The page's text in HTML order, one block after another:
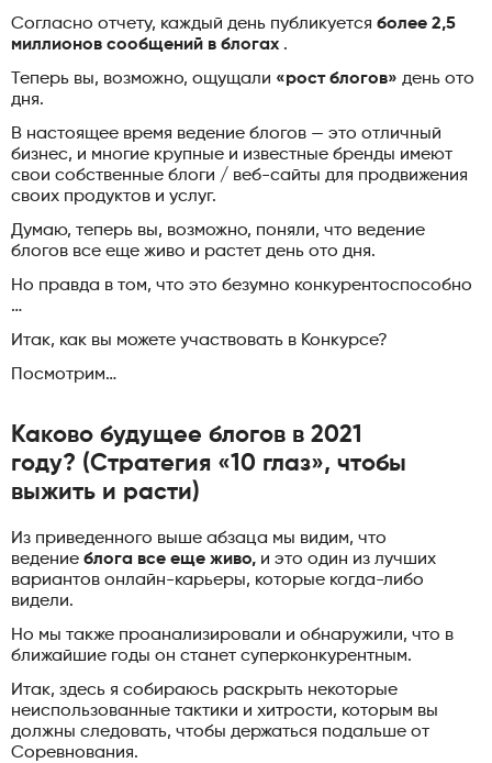
Согласно отчету, каждый день публикуется более 2,5
миллионов сообщений в блогах .
Теперь вы, возможно, ощущали «рост блогов» день ото
дня.
В настоящее время ведение блогов — это отличный
бизнес, и многие крупные и известные бренды имеют
свои собственные блоги / веб-сайты для продвижения
своих продуктов и услуг.
Думаю, теперь вы, возможно, поняли, что ведение
блогов все еще живо и растет день ото дня.
Но правда в том, что это безумно конкурентоспособно
…
Итак, как вы можете участвовать в Конкурсе?
Посмотрим…
Каково будущее блогов в 2021
году? (Стратегия «10 глаз», чтобы
выжить и расти)
Из приведенного выше абзаца мы видим, что
ведение блога все еще живо, и это один из лучших
вариантов онлайн-карьеры, которые когда-либо
видели.
Но мы также проанализировали и обнаружили, что в
ближайшие годы он станет суперконкурентным.
Итак, здесь я собираюсь раскрыть некоторые
неиспользованные тактики и хитрости, которым вы
должны следовать, чтобы держаться подальше от
Соревнования.